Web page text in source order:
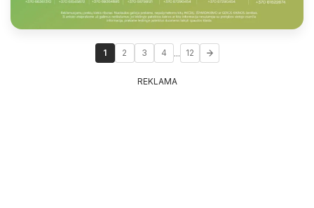
1 2 3 4 ... 12
REKLAMA